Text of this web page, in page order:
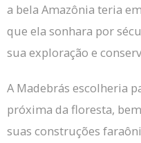
a bela Amazônia teria
que ela sonhara por
sua exploração e
A Madebrás escolheria
próxima da floresta,
suas construções